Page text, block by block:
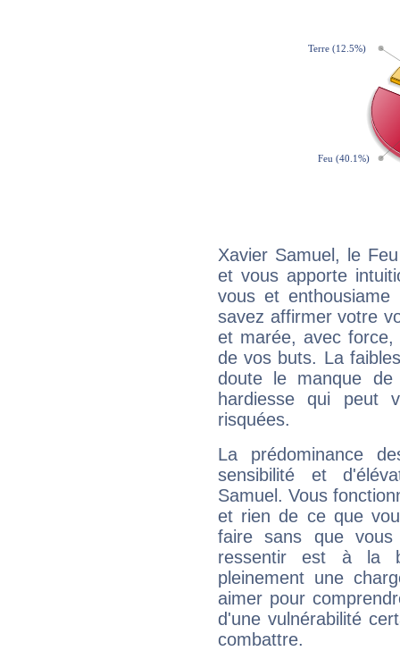
Xavier Samuel, le
et vous apporte
vous et
savez affirmer votre
et marée, avec
de vos buts. La
doute le manque
hardiesse qui peut
risquées.
La prédominance
sensibilité et
Samuel. Vous
et rien de ce que
faire sans que
ressentir est à la
pleinement une
aimer pour
d'une vulnérabilité
combattre.